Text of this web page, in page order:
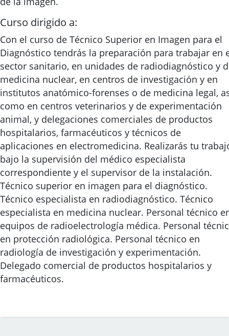
Curso dirigido a:
Con el curso de Técnico Superior en Imagen para el
Diagnóstico tendrás la preparación para trabajar en
sector sanitario, en unidades de radiodiagnóstico y
medicina nuclear, en centros de investigación y en
institutos anatómico-forenses o de medicina legal,
como en centros veterinarios y de experimentación
animal, y delegaciones comerciales de productos
hospitalarios, farmacéuticos y técnicos de
aplicaciones en electromedicina. Realizarás tu
bajo la supervisión del médico especialista
correspondiente y el supervisor de la instalación.
Técnico superior en imagen para el diagnóstico.
Técnico especialista en radiodiagnóstico. Técnico
especialista en medicina nuclear. Personal técnico
equipos de radioelectrología médica. Personal
en protección radiológica. Personal técnico en
radiología de investigación y experimentación.
Delegado comercial de productos hospitalarios y
farmacéuticos.